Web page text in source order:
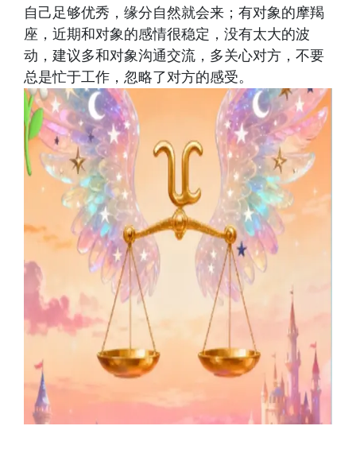
自己足够优秀，缘分自然就会来；有对象的摩羯
座，近期和对象的感情很稳定，没有太大的波
动，建议多和对象沟通交流，多关心对方，不要
总是忙于工作，忽略了对方的感受。